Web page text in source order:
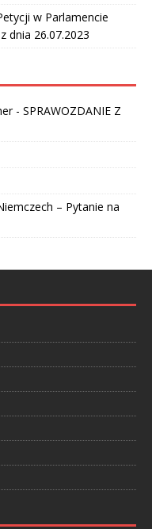
w Parlamencie
dnia 26.07.2023
- SPRAWOZDANIE Z
– Pytanie na